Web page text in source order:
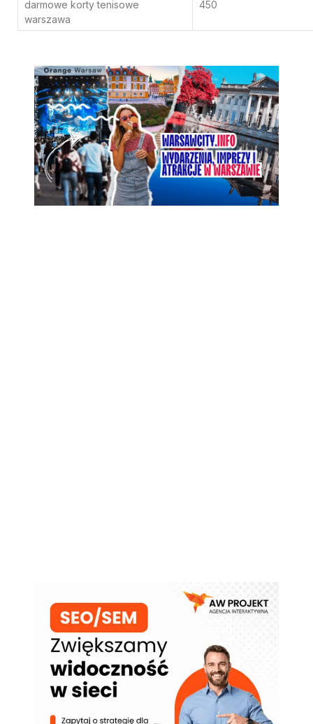
darmowe korty tenisowe
warszawa
450